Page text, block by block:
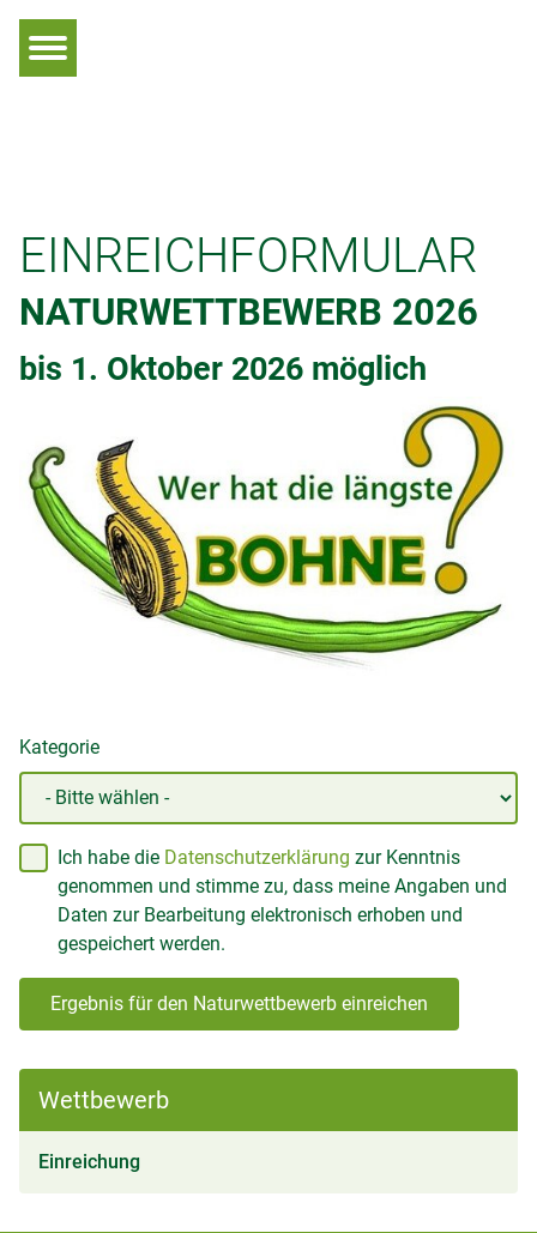
Hauptnavigation
Zum Inhalt
Wettbewerb
Einreichung
EINREICHFORMULAR
NATURWETTBEWERB 2026
bis 1. Oktober 2026 möglich
Kategorie
Ich habe die Datenschutzerklärung zur Kenntnis
genommen und stimme zu, dass meine Angaben und
Daten zur Bearbeitung elektronisch erhoben und
gespeichert werden.
Ergebnis für den Naturwettbewerb einreichen